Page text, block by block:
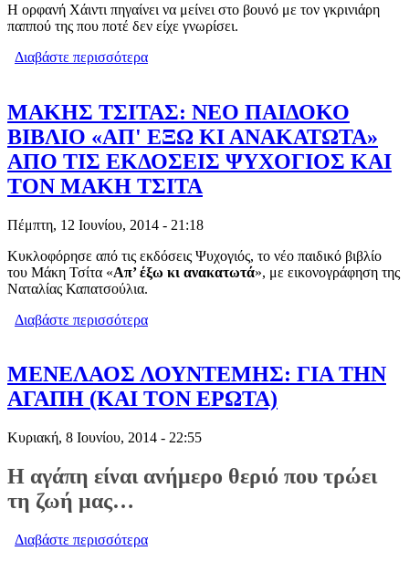
Η ορφανή Χάιντι πηγαίνει να μείνει στο βουνό με τον γκρινιάρη
παππού της που ποτέ δεν είχε γνωρίσει.
Διαβάστε περισσότερα
ΜΑΚΗΣ ΤΣΙΤΑΣ: ΝΕΟ ΠΑΙΔΟΚΟ
ΒΙΒΛΙΟ «ΑΠ' ΕΞΩ ΚΙ ΑΝΑΚΑΤΩΤΑ»
ΑΠΟ ΤΙΣ ΕΚΔΟΣΕΙΣ ΨΥΧΟΓΙΟΣ ΚΑΙ
ΤΟΝ ΜΑΚΗ ΤΣΙΤΑ
Πέμπτη, 12 Ιουνίου, 2014 - 21:18
Κυκλοφόρησε από τις εκδόσεις Ψυχογιός, το νέο παιδικό βιβλίο
του Μάκη Τσίτα «Απ’ έξω κι ανακατωτά», με εικονογράφηση της
Ναταλίας Καπατσούλια.
Διαβάστε περισσότερα
ΤΟΝ ΜΑΚΗ ΤΣΙΤΑ
ΜΕΝΕΛΑΟΣ ΛΟΥΝΤΕΜΗΣ: ΓΙΑ ΤΗΝ
ΑΓΑΠΗ (ΚΑΙ ΤΟΝ ΕΡΩΤΑ)
Κυριακή, 8 Ιουνίου, 2014 - 22:55
Η αγάπη είναι ανήμερο θεριό που τρώει
τη ζωή μας…
Διαβάστε περισσότερα